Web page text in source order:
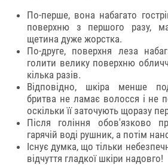
По-перше, вона набагато
поверхню з першого разу,
щетина дуже жорстка.
По-друге, поверхня леза
голити велику поверхню
кілька разів.
Відповідно, шкіра менше
бритва не ламає волосся і не
оскільки її заточують щоразу
Після гоління обов'язково
гарячій воді рушник, а потім
Існує думка, що тільки
відчуття гладкої шкіри надовго!